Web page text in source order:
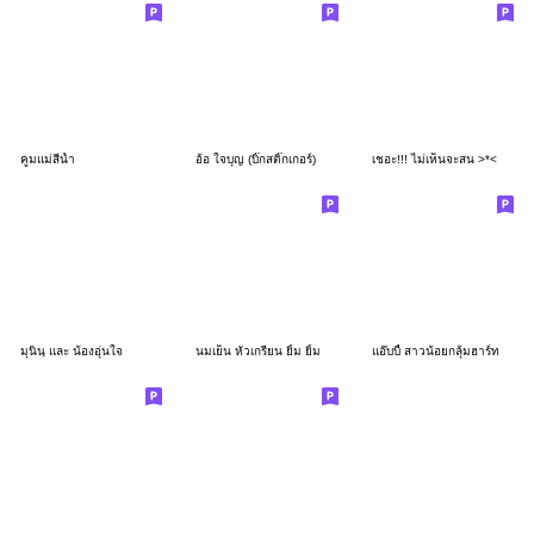
คูมแม่สีน้ำ อ้อ ใจบุญ (บิ๊กสติ๊กเกอร์) เชอะ!!! ไม่เห็นจะสน >*<
มุนินฺ และ น้องอุ่นใจ นมเย็น หัวเกรียน ยิ้ม ยิ้ม แอ๊บบี้ สาวน้อยกลุ้มฮาร์ท